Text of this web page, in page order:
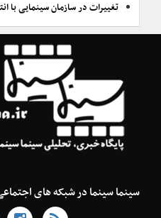
تغییرات در سازمان سینمایی با
سینما سینما در شبکه های